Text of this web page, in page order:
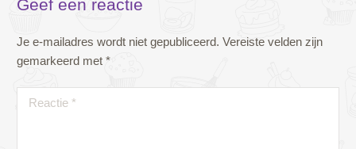
Geef een reactie
Je e-mailadres wordt niet gepubliceerd. Vereiste velden zijn
gemarkeerd met *